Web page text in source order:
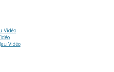
Vidéo
Vidéo